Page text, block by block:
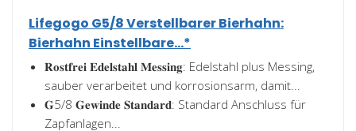
Lifegogo G5/8 Verstellbarer Bierhahn:
Bierhahn Einstellbare...*
𝐑𝐨𝐬𝐭𝐟𝐫𝐞𝐢 𝐄𝐝𝐞𝐥𝐬𝐭𝐚𝐡𝐥 𝐌𝐞𝐬𝐬𝐢𝐧𝐠: Edelstahl plus Messing,
sauber verarbeitet und korrosionsarm, damit...
𝐆5/8 𝐆𝐞𝐰𝐢𝐧𝐝𝐞 𝐒𝐭𝐚𝐧𝐝𝐚𝐫𝐝: Standard Anschluss für
Zapfanlagen...